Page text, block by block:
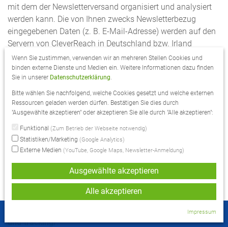
mit dem der Newsletterversand organisiert und analysiert
werden kann. Die von Ihnen zwecks Newsletterbezug
eingegebenen Daten (z. B. E-Mail-Adresse) werden auf den
Servern von CleverReach in Deutschland bzw. Irland
gespeichert.
Unsere mit CleverReach versandten Newsletter ermöglichen
Hierbei kann u. a. analysiert werden, wie viele Empfänger
die Newsletternachricht geöffnet haben und wie oft welcher
Link im Newsletter angeklickt wurde. Mit Hilfe des
sogenannten Conversion-Trackings kann außerdem
analysiert werden, ob nach Anklicken des Links im
Newsletter eine vorab definierte Aktion (z. B. Kauf eines
Produkts auf dieser Website) erfolgt ist. Weitere
Informationen zur Datenanalyse durch CleverReach-
Newsletter erhalten Sie unter:
https://www.cleverreach.com/de/funktionen/reporting-
und-tracking/.
Wenn Sie zustimmen, verwenden wir an mehreren Stellen Cookies und
binden externe Dienste und Medien ein. Weitere Informationen dazu finden
Sie in unserer Datenschutzerklärung.
Bitte wählen Sie nachfolgend, welche Cookies gesetzt und welche externen
Ressourcen geladen werden dürfen. Bestätigen Sie dies durch
"Ausgewählte akzeptieren" oder akzeptieren Sie alle durch "Alle akzeptieren":
Funktional(Zum Betrieb der Webseite notwendig)
Statistiken/Marketing(Google Analytics)
Externe Medien(YouTube, Google Maps, Newsletter-Anmeldung)
Ausgewählte akzeptieren
Alle akzeptieren
Impressum